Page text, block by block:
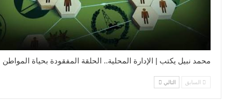
محمد نبيل يكتب | الإدارة المحلية.. الحلقة المفقودة بحياة المواطن
السابق التالي